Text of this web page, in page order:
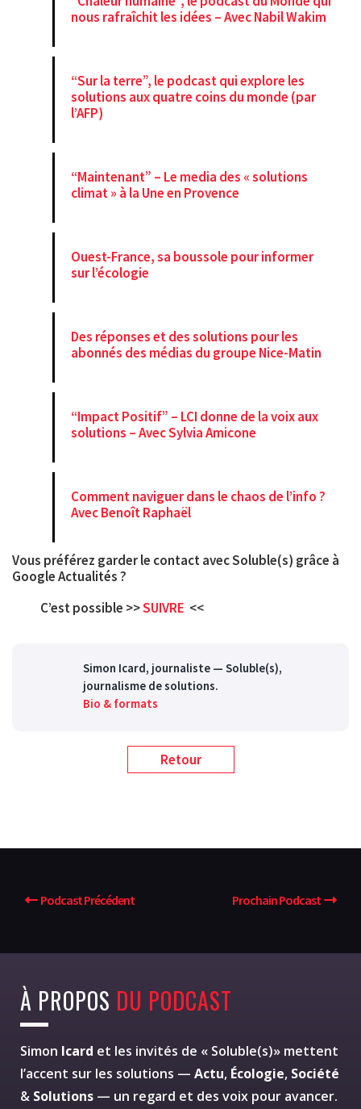
nous rafraîchit les idées – Avec Nabil Wakim
“Sur la terre”, le podcast qui explore les
solutions aux quatre coins du monde (par
l’AFP)
“Maintenant” – Le media des « solutions
climat » à la Une en Provence
Ouest-France, sa boussole pour informer
sur l’écologie
Des réponses et des solutions pour les
abonnés des médias du groupe Nice-Matin
“Impact Positif” – LCI donne de la voix aux
solutions – Avec Sylvia Amicone
Comment naviguer dans le chaos de l’info ?
Avec Benoît Raphaël
Vous préférez garder le contact avec Soluble(s) grâce à
Google Actualités?
C’est possible >>SUIVRE <<
Simon Icard, journaliste — Soluble(s),
journalisme de solutions.
Bio & formats
Retour
Podcast Précédent Prochain Podcast
À PROPOS DU PODCAST
Simon Icard et les invités de « Soluble(s)» mettent
l’accent sur les solutions — Actu, Écologie, Société
& Solutions — un regard et des voix pour avancer.